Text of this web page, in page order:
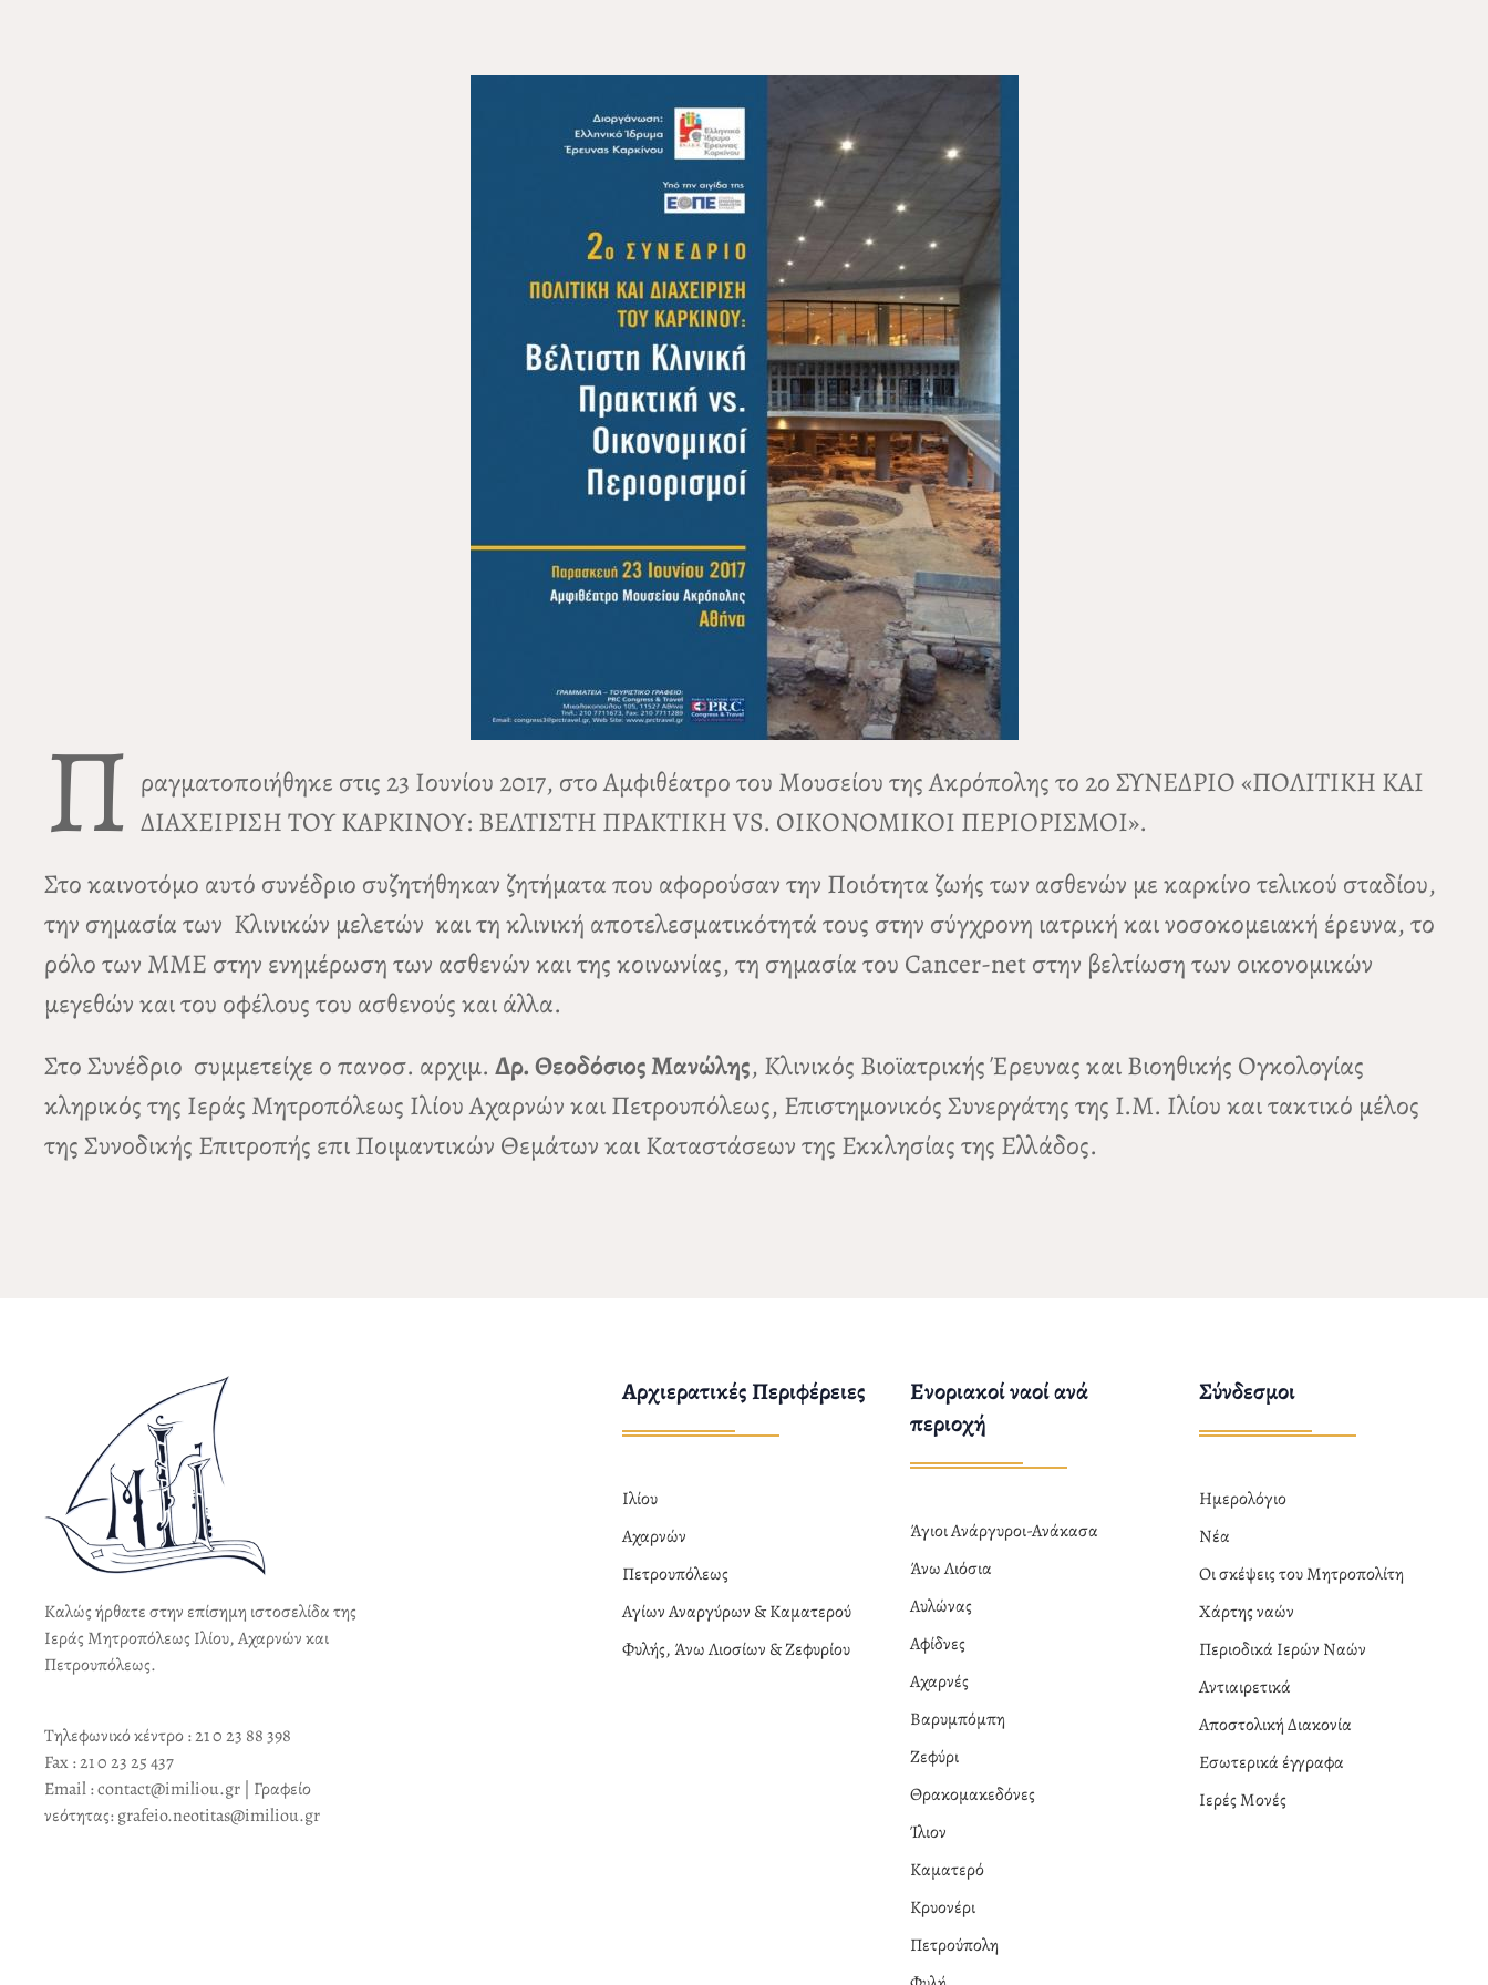
Π ραγματοποιήθηκε στις 23 Ιουνίου 2017, στο Αμφιθέατρο του Μουσείου της Ακρόπολης το 2ο ΣΥΝΕΔΡΙΟ «ΠΟΛΙΤΙΚΗ ΚΑΙ
ΔΙΑΧΕΙΡΙΣΗ ΤΟΥ ΚΑΡΚΙΝΟΥ: ΒΕΛΤΙΣΤΗ ΠΡΑΚΤΙΚΗ VS. ΟΙΚΟΝΟΜΙΚΟΙ ΠΕΡΙΟΡΙΣΜΟΙ».
Στο καινοτόμο αυτό συνέδριο συζητήθηκαν ζητήματα που αφορούσαν την Ποιότητα ζωής των ασθενών με καρκίνο τελικού σταδίου,
την σημασία των Κλινικών μελετών και τη κλινική αποτελεσματικότητά τους στην σύγχρονη ιατρική και νοσοκομειακή έρευνα, το
ρόλο των ΜΜΕ στην ενημέρωση των ασθενών και της κοινωνίας, τη σημασία του Cancer-net στην βελτίωση των οικονομικών
μεγεθών και του οφέλους του ασθενούς και άλλα.
Στο Συνέδριο συμμετείχε ο πανοσ. αρχιμ. Δρ. Θεοδόσιος Μανώλης, Κλινικός Βιοϊατρικής Έρευνας και Βιοηθικής Ογκολογίας
κληρικός της Ιεράς Μητροπόλεως Ιλίου Αχαρνών και Πετρουπόλεως, Επιστημονικός Συνεργάτης της Ι.Μ. Ιλίου και τακτικό μέλος
της Συνοδικής Επιτροπής επι Ποιμαντικών Θεμάτων και Καταστάσεων της Εκκλησίας της Ελλάδος.
Καλώς ήρθατε στην επίσημη ιστοσελίδα της
Ιεράς Μητροπόλεως Ιλίου, Αχαρνών και
Πετρουπόλεως.
Τηλεφωνικό κέντρο : 21 0 23 88 398
Fax : 21 0 23 25 437
Email : contact@imiliou.gr | Γραφείο
νεότητας: grafeio.neotitas@imiliou.gr
Αρχιερατικές Περιφέρειες
Ιλίου
Αχαρνών
Πετρουπόλεως
Αγίων Αναργύρων & Καματερού
Φυλής, Άνω Λιοσίων & Ζεφυρίου
Ενοριακοί ναοί ανά
περιοχή
Άγιοι Ανάργυροι-Ανάκασα
Άνω Λιόσια
Αυλώνας
Αφίδνες
Αχαρνές
Βαρυμπόμπη
Ζεφύρι
Θρακομακεδόνες
Ίλιον
Καματερό
Κρυονέρι
Πετρούπολη
Σύνδεσμοι
Ημερολόγιο
Νέα
Οι σκέψεις του Μητροπολίτη
Χάρτης ναών
Περιοδικά Ιερών Ναών
Αντιαιρετικά
Αποστολική Διακονία
Εσωτερικά έγγραφα
Ιερές Μονές